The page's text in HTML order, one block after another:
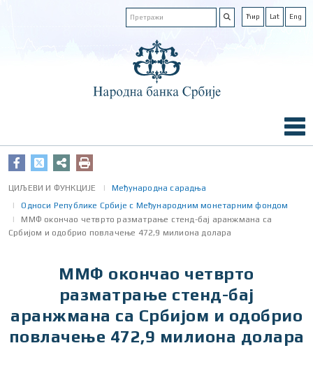
Ћир Lat Eng
ЦИЉЕВИ И ФУНКЦИЈЕ
Међународна сарадња
Односи Републике Србије с Међународним монетарним фондом
ММФ окончао четврто разматрање стенд-бај аранжмана са
Србијом и одобрио повлачење 472,9 милиона долара
ММФ окончао четврто
разматрање стенд-бај
аранжмана са Србијом и одобрио
повлачење 472,9 милиона долара